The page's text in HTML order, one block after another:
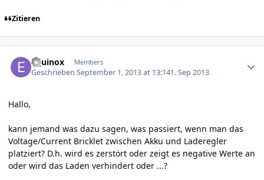
Zitieren
Equinox Members
GeschriebenSeptember 1, 2013 at 13:141. Sep 2013
Hallo,
kann jemand was dazu sagen, was passiert, wenn man das
Voltage/Current Bricklet zwischen Akku und Laderegler
platziert? D.h. wird es zerstört oder zeigt es negative Werte an
oder wird das Laden verhindert oder ...?